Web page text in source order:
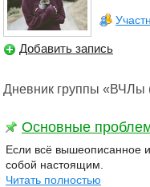
Добавить запись
Дневник группы «ВЧЛы
Основные
Если всё вышеописанное
собой настоящим.
Читать полностью